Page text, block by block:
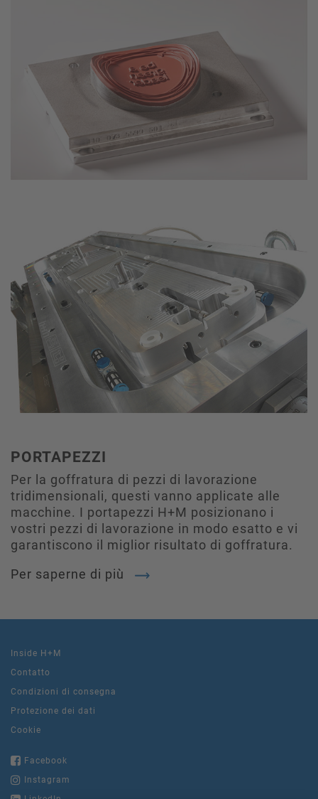
PORTAPEZZI
Per la goffratura di pezzi di lavorazione
tridimensionali, questi vanno applicate alle
macchine. I portapezzi H+M posizionano i
vostri pezzi di lavorazione in modo esatto e vi
garantiscono il miglior risultato di goffratura.
Per saperne di più
Inside H+M
Contatto
Condizioni di consegna
Protezione dei dati
Cookie
Facebook
Instagram